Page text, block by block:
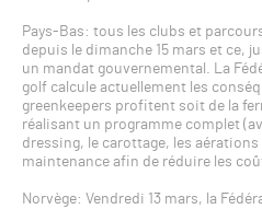
Pays-Bas: tous les clubs et
depuis le dimanche 15 mars et ce,
un mandat gouvernemental. La
golf calcule actuellement les
greenkeepers profitent soit de la
réalisant un programme complet
dressing, le carottage, les
maintenance afin de réduire les
Norvège: Vendredi 13 mars, la